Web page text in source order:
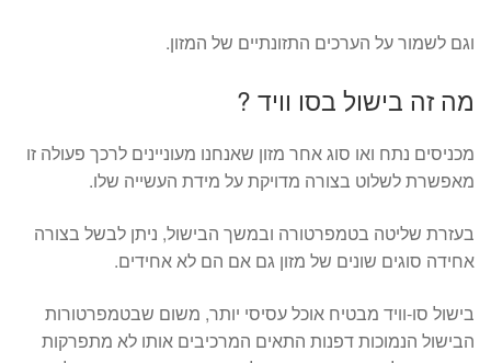
וגם לשמור על הערכים התזונתיים של המזון.
מה זה בישול בסו וויד ?
מכניסים נתח ואו סוג אחר מזון שאנחנו מעוניינים לרכך פעולה זו
מאפשרת לשלוט בצורה מדויקת על מידת העשייה שלו.
בעזרת שליטה בטמפרטורה ובמשך הבישול, ניתן לבשל בצורה
אחידה סוגים שונים של מזון גם אם הם לא אחידים.
בישול סו-וויד מבטיח אוכל עסיסי יותר, משום שבטמפרטורות
הבישול הנמוכות דפנות התאים המרכיבים אותו לא מתפרקות